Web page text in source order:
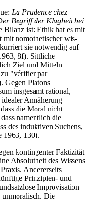
La Prudence chez
Begriff der Klugheit bei
Bilanz ist: Ethik hat es mit
mit nomothetischer wis­
sie notwendig auf
8f). Sittliche
Ziel und Mitteln
zu "vérifier par
Gegen Platons
insgesamt rational,
Annäherung
die Moral nicht
namentlich die
des induktiven Suchens,
1963, 130).
kontin­genter Faktizität
Absolutheit des Wissens
Andererseits
Prinzipien- und
Improvisation
unmoralisch. Die